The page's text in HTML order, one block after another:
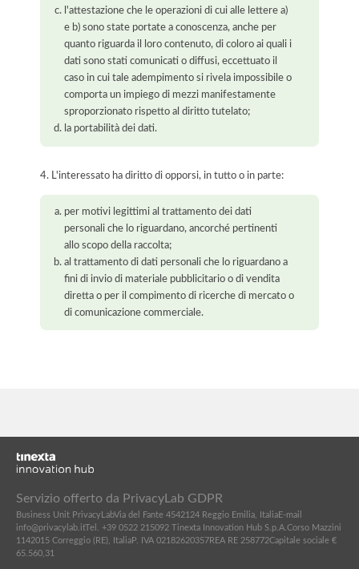
l'attestazione che le operazioni di cui alle lettere a)
e b) sono state portate a conoscenza, anche per
quanto riguarda il loro contenuto, di coloro ai quali i
dati sono stati comunicati o diffusi, eccettuato il
caso in cui tale adempimento si rivela impossibile o
comporta un impiego di mezzi manifestamente
sproporzionato rispetto al diritto tutelato;
la portabilità dei dati.
4. L'interessato ha diritto di opporsi, in tutto o in parte:
per motivi legittimi al trattamento dei dati
personali che lo riguardano, ancorché pertinenti
allo scopo della raccolta;
al trattamento di dati personali che lo riguardano a
fini di invio di materiale pubblicitario o di vendita
diretta o per il compimento di ricerche di mercato o
di comunicazione commerciale.
Servizio offerto da PrivacyLab GDPR
Business Unit PrivacyLabVia del Fante 4542124 Reggio Emilia, ItaliaE-mail
info@privacylab.itTel. +39 0522 215092 Tinexta Innovation Hub S.p.A. Corso Mazzini
11 42015 Correggio (RE), ItaliaP. IVA 02182620357REA RE 258772Capitale sociale €
65.560,31